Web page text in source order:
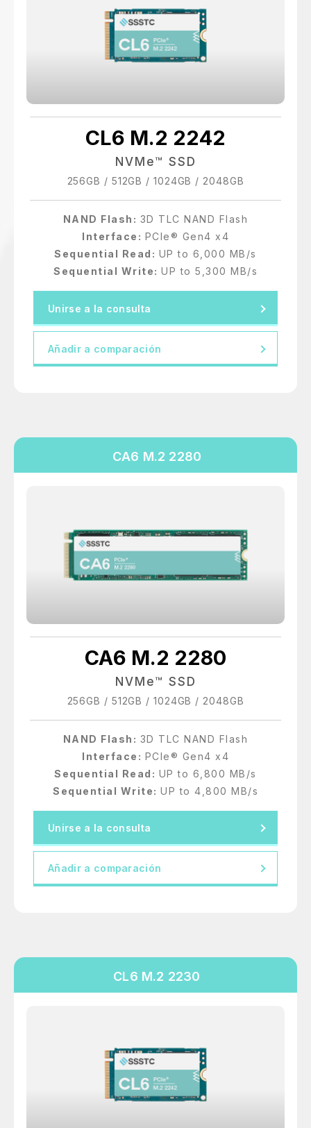
CL6 M.2 2242
NVMe™ SSD
256GB / 512GB / 1024GB / 2048GB
NAND Flash: 3D TLC NAND Flash
Interface: PCIe® Gen4 x4
Sequential Read: UP to 6,000 MB/s
Sequential Write: UP to 5,300 MB/s
Unirse a la consulta
Añadir a comparación
CA6 M.2 2280
CA6 M.2 2280
NVMe™ SSD
256GB / 512GB / 1024GB / 2048GB
NAND Flash: 3D TLC NAND Flash
Interface: PCIe® Gen4 x4
Sequential Read: UP to 6,800 MB/s
Sequential Write: UP to 4,800 MB/s
Unirse a la consulta
Añadir a comparación
CL6 M.2 2230